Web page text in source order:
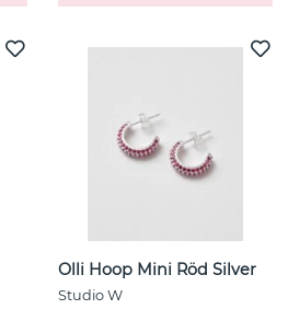
Olli Hoop Mini Röd Silver
Studio W